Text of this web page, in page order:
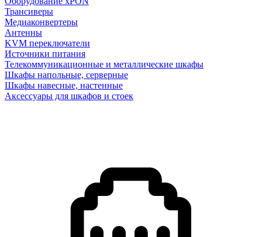
Трансиверы
Медиаконвертеры
Антенны
KVM переключатели
Источники питания
Телекоммуникационные и металлические шкафы
Шкафы напольные, серверные
Шкафы навесные, настенные
Аксессуары для шкафов и стоек